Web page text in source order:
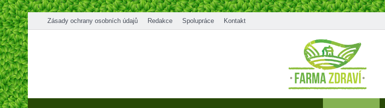
Zásady ochrany osobních údajů Redakce Spolupráce Kontakt